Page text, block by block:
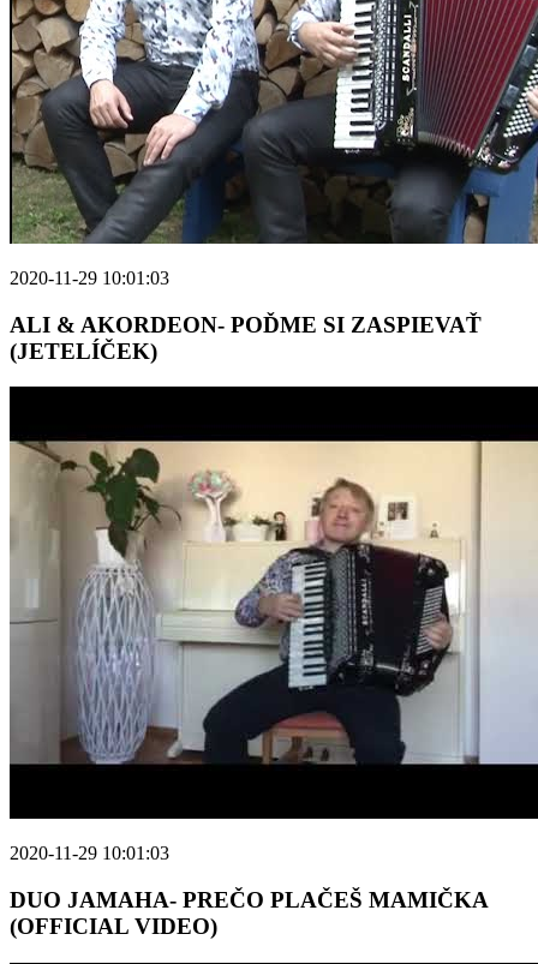
2020-11-29 10:01:03
ALI & AKORDEON- POĎME SI ZASPIEVAŤ
(JETELÍČEK)
2020-11-29 10:01:03
DUO JAMAHA- PREČO PLAČEŠ MAMIČKA
(OFFICIAL VIDEO)